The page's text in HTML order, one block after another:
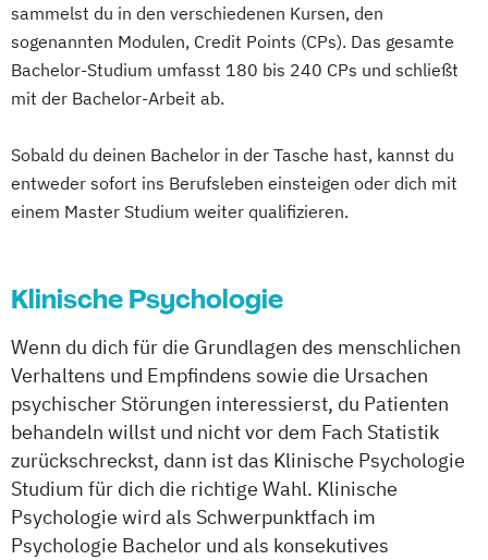
sammelst du in den verschiedenen Kursen, den
sogenannten Modulen, Credit Points (CPs). Das gesamte
Bachelor-Studium umfasst 180 bis 240 CPs und schließt
mit der Bachelor-Arbeit ab.
Sobald du deinen Bachelor in der Tasche hast, kannst du
entweder sofort ins Berufsleben einsteigen oder dich mit
einem Master Studium weiter qualifizieren.
Klinische Psychologie
Wenn du dich für die Grundlagen des menschlichen
Verhaltens und Empfindens sowie die Ursachen
psychischer Störungen interessierst, du Patienten
behandeln willst und nicht vor dem Fach Statistik
zurückschreckst, dann ist das Klinische Psychologie
Studium für dich die richtige Wahl. Klinische
Psychologie wird als Schwerpunktfach im
Psychologie Bachelor und als konsekutives